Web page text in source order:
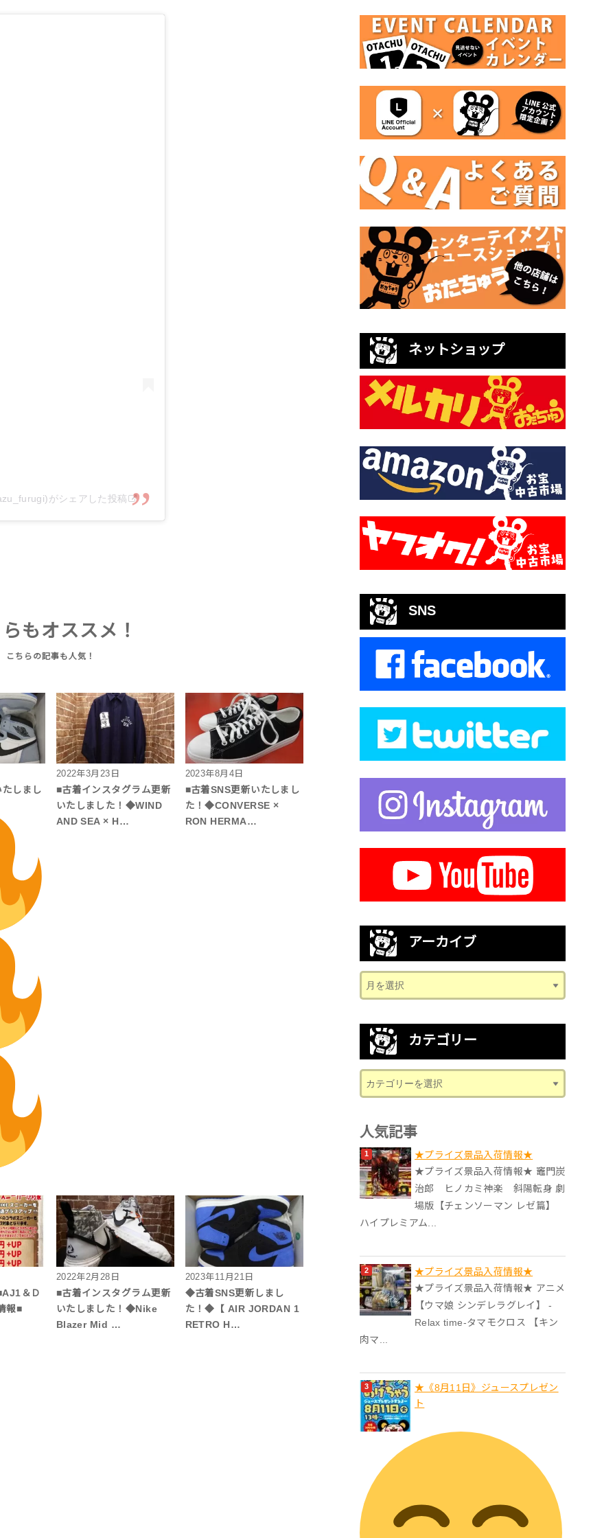
がシェアした投稿
もオススメ！
しまし
2022年3月23日
■古着インスタグラム更新
いたしました！◆WIND
AND SEA × H…
2023年8月4日
■古着SNS更新いたしまし
た！◆CONVERSE ×
RON HERMA…
＆Ｄ
報■
2022年2月28日
■古着インスタグラム更新
いたしました！◆Nike
Blazer Mid …
2023年11月21日
◆古着SNS更新しまし
た！◆【 AIR JORDAN 1
RETRO H…
ネットショップ
SNS
アーカイブ
カテゴリー
人気記事
★プライズ景品入荷情報★
★プライズ景品入荷情報★ 竈門炭
治郎 ヒノカミ神楽 斜陽転身 劇
場版【チェンソーマン レゼ篇】
ハイプレミアム...
★プライズ景品入荷情報★
★プライズ景品入荷情報★ アニメ
【ウマ娘 シンデレラグレイ】 -
Relax time-タマモクロス 【キン
肉マ...
★《8月11日》ジュースプレゼン
ト